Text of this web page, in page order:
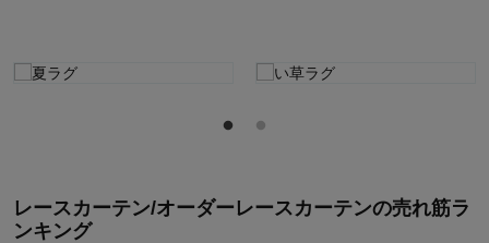
レースカーテン/オーダーレースカーテンの売れ筋ラ
ンキング